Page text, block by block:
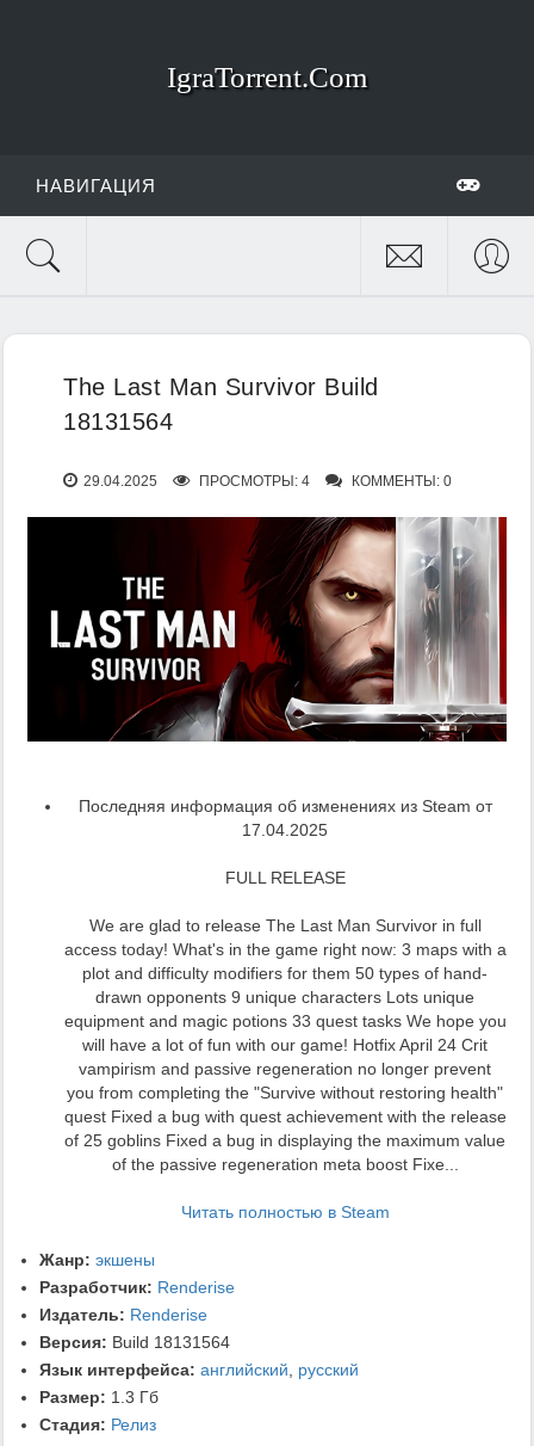
IgraTorrent.Com
НАВИГАЦИЯ
The Last Man Survivor Build
18131564
29.04.2025 ПРОСМОТРЫ: 4 КОММЕНТЫ: 0
Последняя информация об изменениях из Steam от
17.04.2025
FULL RELEASE
We are glad to release The Last Man Survivor in full
access today! What's in the game right now: 3 maps with a
plot and difficulty modifiers for them 50 types of hand-
drawn opponents 9 unique characters Lots unique
equipment and magic potions 33 quest tasks We hope you
will have a lot of fun with our game! Hotfix April 24 Crit
vampirism and passive regeneration no longer prevent
you from completing the "Survive without restoring health"
quest Fixed a bug with quest achievement with the release
of 25 goblins Fixed a bug in displaying the maximum value
of the passive regeneration meta boost Fixe...
Читать полностью в Steam
Жанр: экшены
Разработчик: Renderise
Издатель: Renderise
Версия: Build 18131564
Язык интерфейса: английский
русский
Размер: 1.3 Гб
Стадия: Релиз